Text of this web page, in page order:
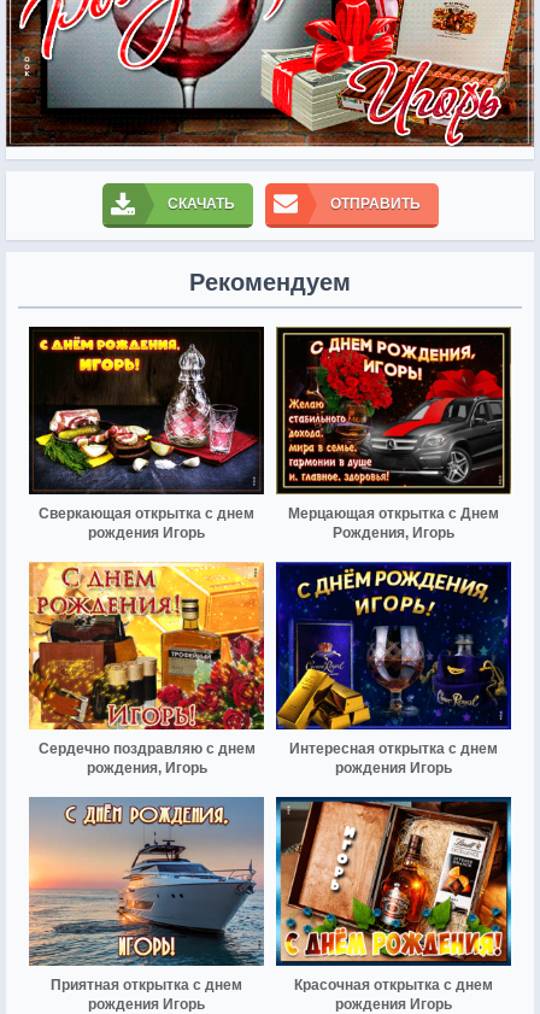
СКАЧАТЬ ОТПРАВИТЬ
Рекомендуем
Сверкающая открытка с днем
рождения Игорь
Мерцающая открытка с Днем
Рождения, Игорь
Сердечно поздравляю с днем
рождения, Игорь
Интересная открытка с днем
рождения Игорь
Приятная открытка с днем
рождения Игорь
Красочная открытка с днем
рождения Игорь